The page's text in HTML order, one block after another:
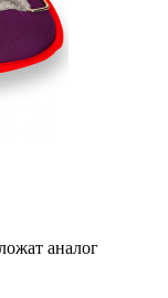
аналог